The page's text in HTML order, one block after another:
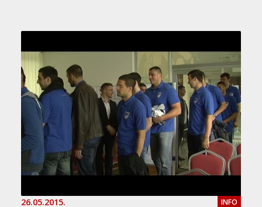
26.05.2015. INFO